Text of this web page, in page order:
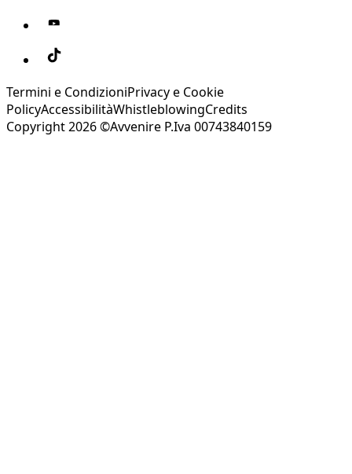
Termini e CondizioniPrivacy e Cookie
PolicyAccessibilitàWhistleblowingCredits
Copyright 2026 ©Avvenire P.Iva 00743840159